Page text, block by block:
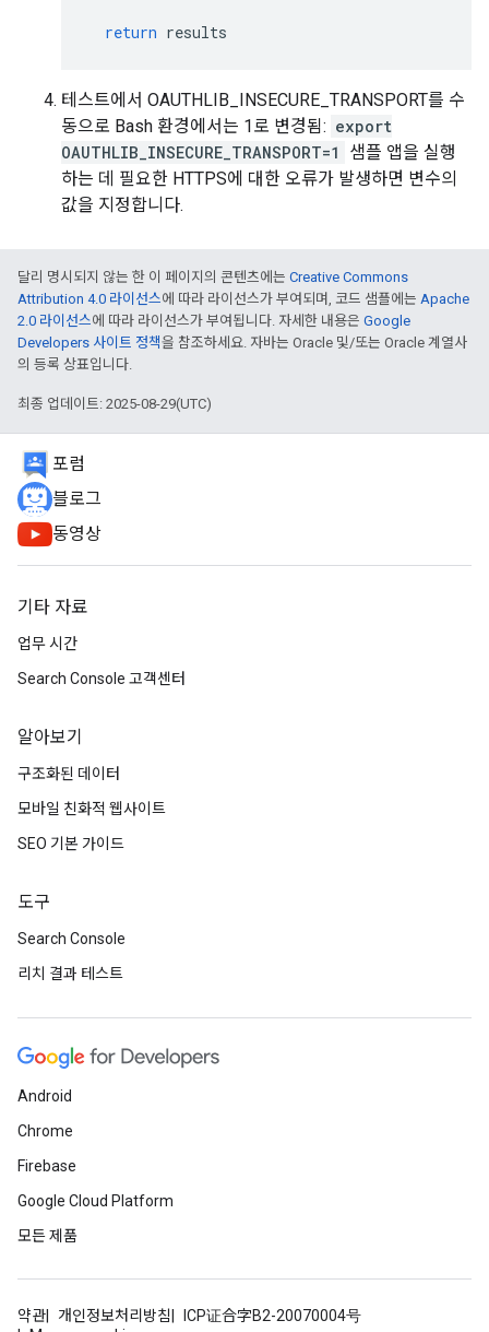
return results
테스트에서 OAUTHLIB_INSECURE_TRANSPORT를 수
동으로 Bash 환경에서는 1로 변경됨: export
OAUTHLIB_INSECURE_TRANSPORT=1
샘플 앱을 실행
하는 데 필요한 HTTPS에 대한 오류가 발생하면 변수의
값을 지정합니다.
달리 명시되지 않는 한 이 페이지의 콘텐츠에는 Creative Commons
Attribution 4.0 라이선스에 따라 라이선스가 부여되며, 코드 샘플에는 Apache
2.0 라이선스에 따라 라이선스가 부여됩니다. 자세한 내용은 Google
Developers 사이트 정책을 참조하세요. 자바는 Oracle 및/또는 Oracle 계열사
의 등록 상표입니다.
최종 업데이트: 2025-08-29(UTC)
포럼
블로그
동영상
기타 자료
업무 시간
Search Console 고객센터
알아보기
구조화된 데이터
모바일 친화적 웹사이트
SEO 기본 가이드
도구
Search Console
리치 결과 테스트
Android
Chrome
Firebase
Google Cloud Platform
모든 제품
약관 개인정보처리방침
ICP证合字B2-20070004号